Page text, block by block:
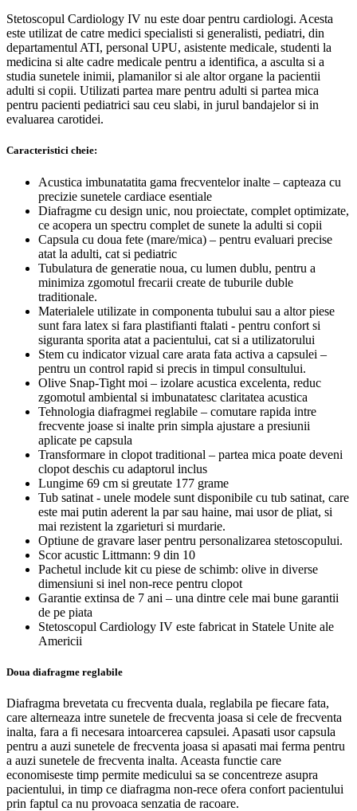
Stetoscopul Cardiology IV nu este doar pentru cardiologi. Acesta
este utilizat de catre medici specialisti si generalisti, pediatri, din
departamentul ATI, personal UPU, asistente medicale, studenti la
medicina si alte cadre medicale pentru a identifica, a asculta si a
studia sunetele inimii, plamanilor si ale altor organe la pacientii
adulti si copii. Utilizati partea mare pentru adulti si partea mica
pentru pacienti pediatrici sau ceu slabi, in jurul bandajelor si in
evaluarea carotidei.
Caracteristici cheie:
Acustica imbunatatita gama frecventelor inalte – capteaza cu
precizie sunetele cardiace esentiale
Diafragme cu design unic, nou proiectate, complet optimizate,
ce acopera un spectru complet de sunete la adulti si copii
Capsula cu doua fete (mare/mica) – pentru evaluari precise
atat la adulti, cat si pediatric
Tubulatura de generatie noua, cu lumen dublu, pentru a
minimiza zgomotul frecarii create de tuburile duble
traditionale.
Materialele utilizate in componenta tubului sau a altor piese
sunt fara latex si fara plastifianti ftalati - pentru confort si
siguranta sporita atat a pacientului, cat si a utilizatorului
Stem cu indicator vizual care arata fata activa a capsulei –
pentru un control rapid si precis in timpul consultului.
Olive Snap-Tight moi – izolare acustica excelenta, reduc
zgomotul ambiental si imbunatatesc claritatea acustica
Tehnologia diafragmei reglabile – comutare rapida intre
frecvente joase si inalte prin simpla ajustare a presiunii
aplicate pe capsula
Transformare in clopot traditional – partea mica poate deveni
clopot deschis cu adaptorul inclus
Lungime 69 cm si greutate 177 grame
Tub satinat - unele modele sunt disponibile cu tub satinat, care
este mai putin aderent la par sau haine, mai usor de pliat, si
mai rezistent la zgarieturi si murdarie.
Optiune de gravare laser pentru personalizarea stetoscopului.
Scor acustic Littmann: 9 din 10
Pachetul include kit cu piese de schimb: olive in diverse
dimensiuni si inel non-rece pentru clopot
Garantie extinsa de 7 ani – una dintre cele mai bune garantii
de pe piata
Stetoscopul Cardiology IV este fabricat in Statele Unite ale
Americii
Doua diafragme reglabile
Diafragma brevetata cu frecventa duala, reglabila pe fiecare fata,
care alterneaza intre sunetele de frecventa joasa si cele de frecventa
inalta, fara a fi necesara intoarcerea capsulei. Apasati usor capsula
pentru a auzi sunetele de frecventa joasa si apasati mai ferma pentru
a auzi sunetele de frecventa inalta. Aceasta functie care
economiseste timp permite medicului sa se concentreze asupra
pacientului, in timp ce diafragma non-rece ofera confort pacientului
prin faptul ca nu provoaca senzatia de racoare.